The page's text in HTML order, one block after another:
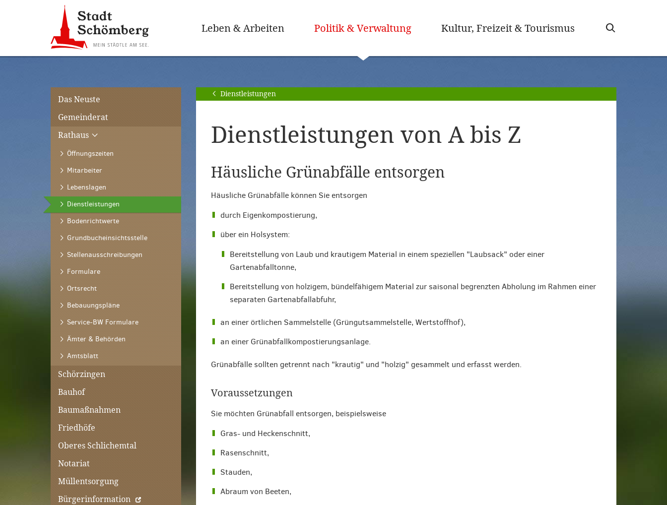
Hauptnavigation
[0]
[1]
Leben & Arbeiten Politik & Verwaltung(ausgewählt)Kultur, Freizeit & Tourismus
Das Neuste
Gemeinderat
Rathaus
Öffnungszeiten
Mitarbeiter
Lebenslagen
Dienstleistungen
Bodenrichtwerte
Grundbucheinsichtsstelle
Stellenausschreibungen
Formulare
Ortsrecht
Bebauungspläne
Service-BW Formulare
Ämter & Behörden
Amtsblatt
Schörzingen
Bauhof
Baumaßnahmen
Friedhöfe
Oberes Schlichemtal
Notariat
Müllentsorgung
Bürgerinformation
Dienstleistungen
Dienstleistungen von A bis Z
Häusliche Grünabfälle entsorgen
Häusliche Grünabfälle können Sie entsorgen
durch Eigenkompostierung,
über ein Holsystem:
Bereitstellung von Laub und krautigem Material in einem speziellen "Laubsack" oder einer
Gartenabfalltonne,
Bereitstellung von holzigem, bündelfähigem Material zur saisonal begrenzten Abholung im Rahmen einer
separaten Gartenabfallabfuhr,
an einer örtlichen Sammelstelle (Grüngutsammelstelle, Wertstoffhof),
an einer Grünabfallkompostierungsanlage.
Grünabfälle sollten getrennt nach "krautig" und "holzig" gesammelt und erfasst werden.
Voraussetzungen
Sie möchten Grünabfall entsorgen, beispielsweise
Gras- und Heckenschnitt,
Rasenschnitt,
Stauden,
Abraum von Beeten,